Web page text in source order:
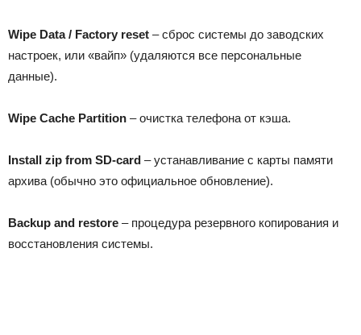
Wipe Data / Factory reset – сброс системы до заводских
настроек, или «вайп» (удаляются все персональные
данные).
Wipe Cache Partition – очистка телефона от кэша.
Install zip from SD-card – устанавливание с карты памяти
архива (обычно это официальное обновление).
Backup and restore – процедура резервного копирования и
восстановления системы.